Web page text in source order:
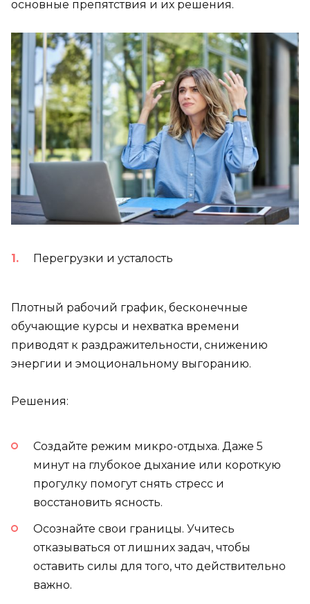
основные препятствия и их решения.
Перегрузки и усталость
Плотный рабочий график, бесконечные
обучающие курсы и нехватка времени
приводят к раздражительности, снижению
энергии и эмоциональному выгоранию.
Решения:
Создайте режим микро-отдыха. Даже 5
минут на глубокое дыхание или короткую
прогулку помогут снять стресс и
восстановить ясность.
Осознайте свои границы. Учитесь
отказываться от лишних задач, чтобы
оставить силы для того, что действительно
важно.